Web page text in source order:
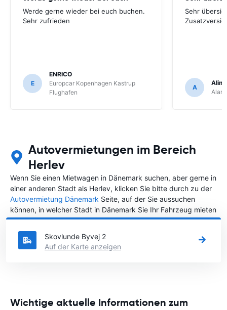
Werde gerne wieder bei euch buchen.
Sehr zufrieden
E
ENRICO
Europcar Kopenhagen Kastrup
Flughafen
Sehr
A
Autovermietungen im Bereich
Herlev
Wenn Sie einen Mietwagen in Dänemark suchen, aber gerne in
einer anderen Stadt als Herlev, klicken Sie bitte durch zu der
Autovermietung Dänemark Seite, auf der Sie aussuchen
können, in welcher Stadt in Dänemark Sie Ihr Fahrzeug mieten
wollen.
Skovlunde Byvej 2
Auf der Karte anzeigen
Wichtige aktuelle Informationen zum